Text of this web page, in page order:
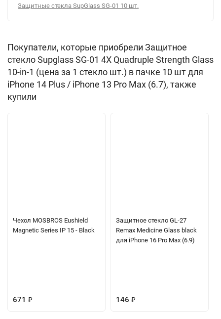
Защитные стекла SupGlass SG-01 10 шт.
Покупатели, которые приобрели Защитное
стекло Supglass SG-01 4X Quadruple Strength Glass
10-in-1 (цена за 1 стекло шт.) в пачке 10 шт для
iPhone 14 Plus / iPhone 13 Pro Max (6.7), также
купили
Чехол MOSBROS Eushield
Magnetic Series IP 15 - Black
671 ₽
Защитное стекло GL-27
Remax Medicine Glass black
для iPhone 16 Pro Max (6.9)
146 ₽